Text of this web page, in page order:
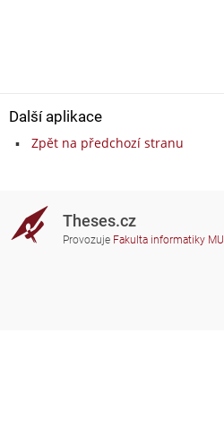
Další aplikace
Zpět na předchozí stranu
Theses.cz
Provozuje Fakulta informatiky MU